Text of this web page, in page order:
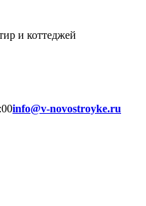
и коттеджей
info@v-novostroyke.ru